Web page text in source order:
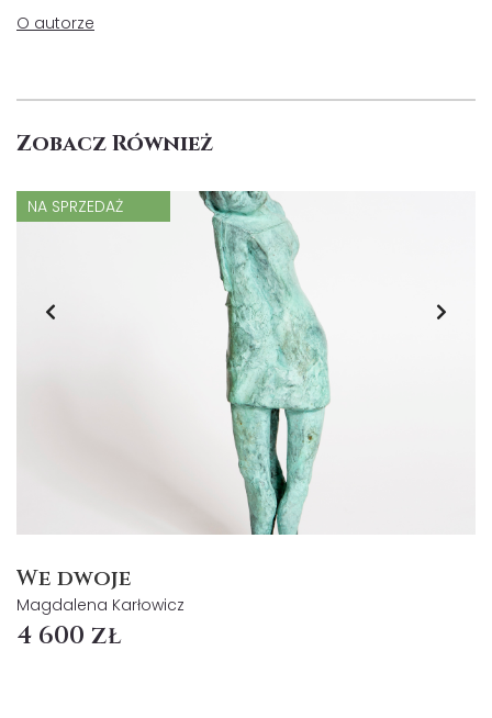
O autorze
Zobacz Również
NA SPRZEDAŻ
We dwoje
Magdalena Karłowicz
4 600 zł